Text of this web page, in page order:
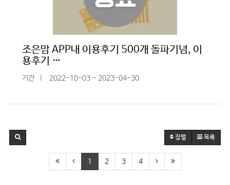
조은맘 APP내 이용후기 500개 돌파기념, 이
용후기 …
기간 2022-10-03 ~ 2023-04-30
정렬 목록
1 2 3 4